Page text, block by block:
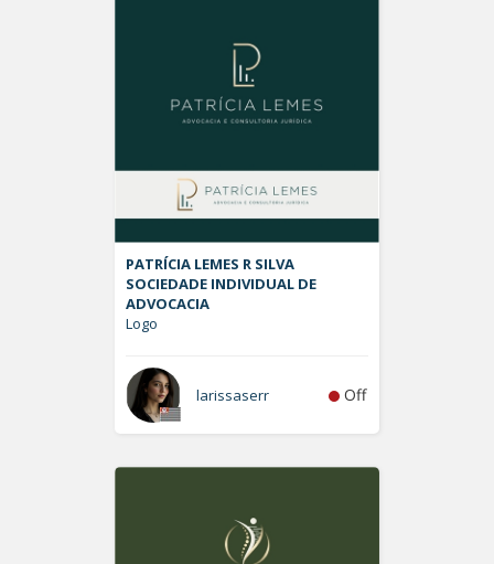
PATRÍCIA LEMES R SILVA
SOCIEDADE INDIVIDUAL DE
ADVOCACIA
Logo
larissaserr Off